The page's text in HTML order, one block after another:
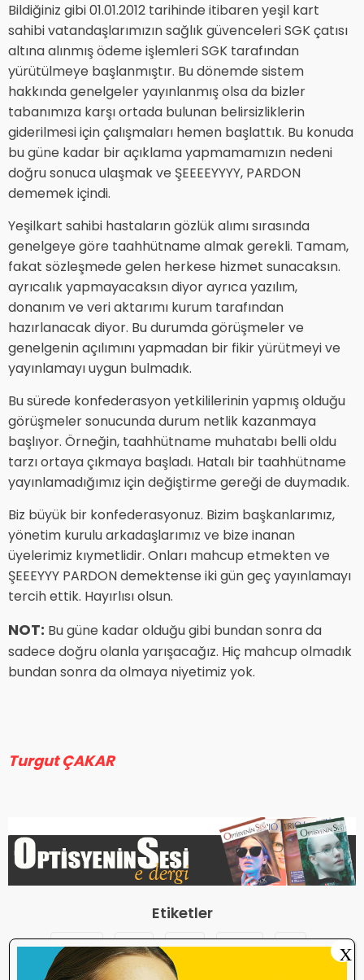
Bildiğiniz gibi 01.01.2012 tarihinde itibaren yeşil kart
sahibi vatandaşlarımızın sağlık güvenceleri SGK çatısı
altına alınmış ödeme işlemleri SGK tarafından
yürütülmeye başlanmıştır. Bu dönemde sistem
hakkında genelgeler yayınlanmış olsa da bizler
tabanımıza karşı ortada bulunan belirsizliklerin
giderilmesi için çalışmaları hemen başlattık. Bu konuda
bu güne kadar bir açıklama yapmamamızın nedeni
doğru sonuca ulaşmak ve ŞEEEEYYYY, PARDON
dememek içindi.
Yeşilkart sahibi hastaların gözlük alımı sırasında
genelgeye göre taahhütname almak gerekli. Tamam,
fakat sözleşmede gelen herkese hizmet sunacaksın.
ayrıcalık yapmayacaksın diyor ayrıca yazılım,
donanım ve veri aktarımı kurum tarafından
hazırlanacak diyor. Bu durumda görüşmeler ve
genelgenin açılımını yapmadan bir fikir yürütmeyi ve
yayınlamayı uygun bulmadık.
Bu sürede konfederasyon yetkililerinin yapmış olduğu
görüşmeler sonucunda durum netlik kazanmaya
başlıyor. Örneğin, taahhütname muhatabı belli oldu
tarzı ortaya çıkmaya başladı. Hatalı bir taahhütname
yayınlamadığımız için değiştirme gereği de duymadık.
Biz büyük bir konfederasyonuz. Bizim başkanlarımız,
yönetim kurulu arkadaşlarımız ve bize inanan
üyelerimiz kıymetlidir. Onları mahcup etmekten ve
ŞEEEYYY PARDON demektense iki gün geç yayınlamayı
tercih ettik. Hayırlısı olsun.
NOT: Bu güne kadar olduğu gibi bundan sonra da
sadece doğru olanla yarışacağız. Hiç mahcup olmadık
bundan sonra da olmaya niyetimiz yok.
Turgut ÇAKAR
Etiketler
Almak Belli Bize Bizim
Bu
Genelgeler
Gibi Hangi
X